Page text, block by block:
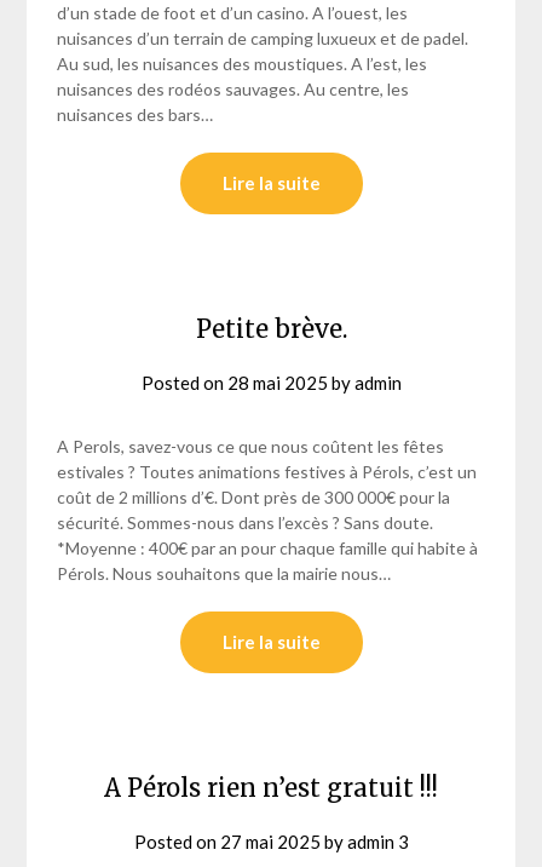
d’un stade de foot et d’un casino. A l’ouest, les
nuisances d’un terrain de camping luxueux et de padel.
Au sud, les nuisances des moustiques. A l’est, les
nuisances des rodéos sauvages. Au centre, les
nuisances des bars…
Lire la suite
Petite brève.
Posted on 28 mai 2025 byadmin
A Perols, savez-vous ce que nous coûtent les fêtes
estivales ? Toutes animations festives à Pérols, c’est un
coût de 2 millions d’€. Dont près de 300 000€ pour la
sécurité. Sommes-nous dans l’excès ? Sans doute.
*Moyenne : 400€ par an pour chaque famille qui habite à
Pérols. Nous souhaitons que la mairie nous…
Lire la suite
A Pérols rien n’est gratuit !!!
Posted on 27 mai 2025 byadmin 3